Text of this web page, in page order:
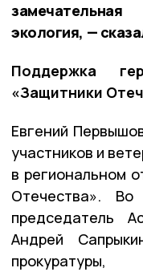
экология, —
Поддержка
«Защитники
Евгений
участников и
в региональном
Отечества». Во
председатель
Андрей
прокуратуры,